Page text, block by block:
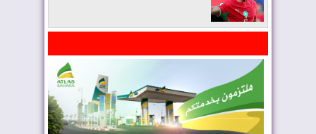
المغرب يعزز موقعه في صناعة الطيران